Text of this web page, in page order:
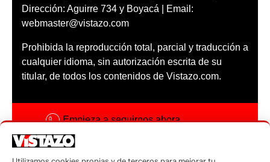
Dirección: Aguirre 734 y Boyacá | Email:
webmaster@vistazo.com
Prohibida la reproducción total, parcial y traducción a
cualquier idioma, sin autorización escrita de su
titular, de todos los contenidos de Vistazo.com.
Empieza a seguirnos ahora